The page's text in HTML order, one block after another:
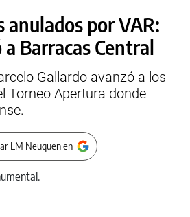
anulados por VAR:
Barracas Central
Gallardo avanzó a los
Torneo Apertura donde
LM Neuquen en